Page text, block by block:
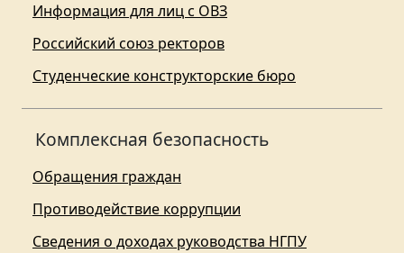
Информация для лиц с ОВЗ
Российский союз ректоров
Студенческие конструкторские бюро
Комплексная безопасность
Обращения граждан
Противодействие коррупции
Сведения о доходах руководства НГПУ